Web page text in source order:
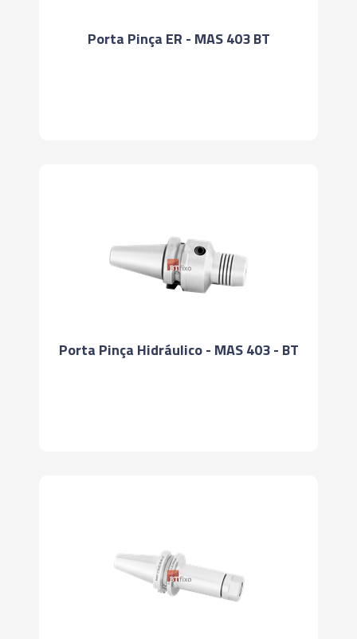
Porta Pinça ER - MAS 403 BT
Porta Pinça Hidráulico - MAS 403 - BT